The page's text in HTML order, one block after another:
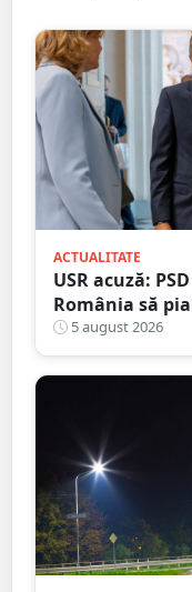
ACTUALITATE
USR acuză:
România să
PNRR
5 august 2026